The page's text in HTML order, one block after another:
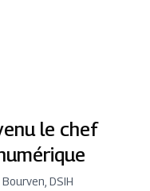
le chef
DSIH